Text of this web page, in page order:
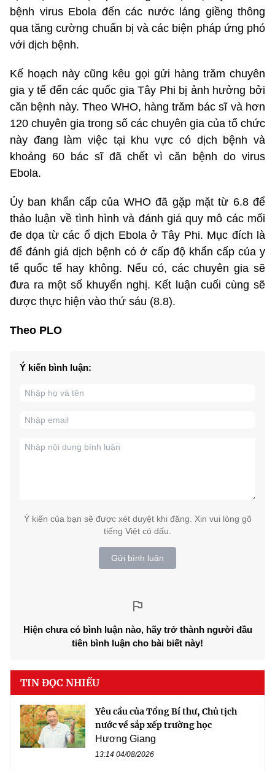
bệnh virus Ebola đến các nước láng giềng thông
qua tăng cường chuẩn bị và các biện pháp ứng phó
với dịch bệnh.
Kế hoạch này cũng kêu gọi gửi hàng trăm chuyên
gia y tế đến các quốc gia Tây Phi bị ảnh hưởng bởi
căn bệnh này. Theo WHO, hàng trăm bác sĩ và hơn
120 chuyên gia trong số các chuyên gia của tổ chức
này đang làm việc tại khu vực có dịch bệnh và
khoảng 60 bác sĩ đã chết vì căn bệnh do virus
Ebola.
Ủy ban khẩn cấp của WHO đã gặp mặt từ 6.8 để
thảo luận về tình hình và đánh giá quy mô các mối
đe dọa từ các ổ dịch Ebola ở Tây Phi. Mục đích là
để đánh giá dịch bệnh có ở cấp độ khẩn cấp của y
tế quốc tế hay không. Nếu có, các chuyên gia sẽ
đưa ra một số khuyến nghị. Kết luận cuối cùng sẽ
được thực hiện vào thứ sáu (8.8).
Theo PLO
Ý kiến bình luận:
Ý kiến của bạn sẽ được xét duyệt khi đăng. Xin vui lòng gõ
tiếng Việt có dấu.
Gửi bình luận
Hiện chưa có bình luận nào, hãy trở thành người đầu
tiên bình luận cho bài biết này!
TIN ĐỌC NHIỀU
Yêu cầu của Tổng Bí thư, Chủ tịch
nước về sắp xếp trường học
Hương Giang
13:14 04/08/2026